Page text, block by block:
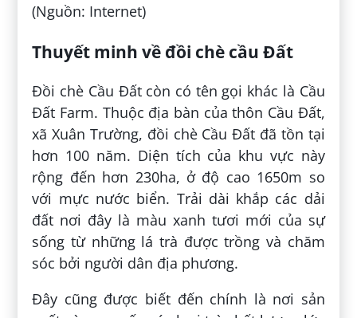
(Nguồn: Internet)
Thuyết minh về đồi chè cầu Đất
Đồi chè Cầu Đất còn có tên gọi khác là Cầu
Đất Farm. Thuộc địa bàn của thôn Cầu Đất,
xã Xuân Trường, đồi chè Cầu Đất đã tồn tại
hơn 100 năm. Diện tích của khu vực này
rộng đến hơn 230ha, ở độ cao 1650m so
với mực nước biển. Trải dài khắp các dải
đất nơi đây là màu xanh tươi mới của sự
sống từ những lá trà được trồng và chăm
sóc bởi người dân địa phương.
Đây cũng được biết đến chính là nơi sản